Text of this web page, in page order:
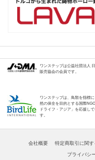
ワンステップは公益社団法人
販売協会の会員です。
ワンステップは、鳥類を指標に
然の保全を目的とする国際
ドライフ・アジア」を応援して
す。
会社概要 特定商取引に関す
プライバシ